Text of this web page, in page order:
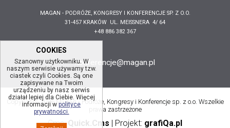
COOKIES
Szanowny użytkowniku. W
naszym serwisie używamy tzw.
ciastek czyli Cookies. Są one
zapisywane na Twoim
urządzeniu by nasz serwis
działał lepiej dla Ciebie. Więcej
informacji w polityce
prywatności.
MAGAN - PODRÓŻE, KONGRESY I KONFERENCJE SP. Z O.O.
31-457 KRAKÓW UL. MEISSNERA 4/ 64
+48 886 382 367
konferencje@magan.pl
Copyrights 2026 MagAn - Podróże, Kongresy i Konferencje sp. z o.o. Wszelkie
prawa zastrzeżone
Cms:Quick.Cms | Projekt: grafiQa.pl